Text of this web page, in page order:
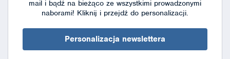
mail i bądź na bieżąco ze wszystkimi prowadzonymi
naborami! Kliknij i przejdź do personalizacji.
Personalizacja newslettera